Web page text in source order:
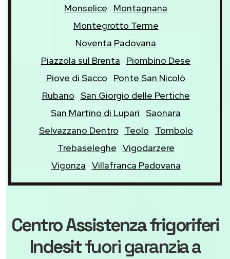
Monselice
Montagnana
Montegrotto Terme
Noventa Padovana
Piazzola sul Brenta
Piombino Dese
Piove di Sacco
Ponte San Nicolò
Rubano San Giorgio delle Pertiche
San Martino di Lupari Saonara
Selvazzano Dentro
Teolo
Tombolo
Trebaseleghe Vigodarzere
Vigonza Villafranca Padovana
Centro Assistenza frigoriferi
Indesitfuori garanziaa